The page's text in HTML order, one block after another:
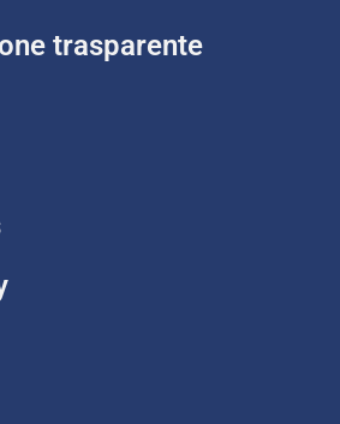
trasparente